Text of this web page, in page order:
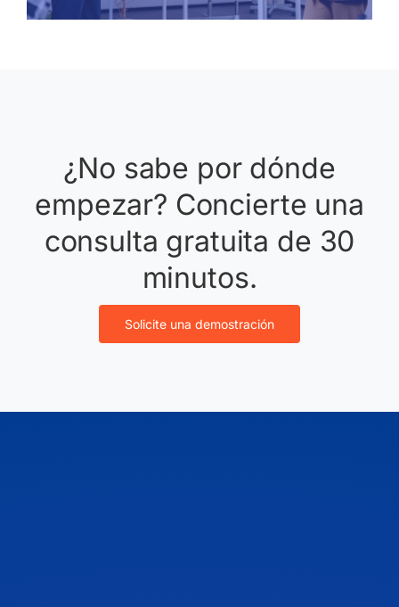
¿No sabe por dónde
empezar? Concierte una
consulta gratuita de 30
minutos.
Solicite una demostración